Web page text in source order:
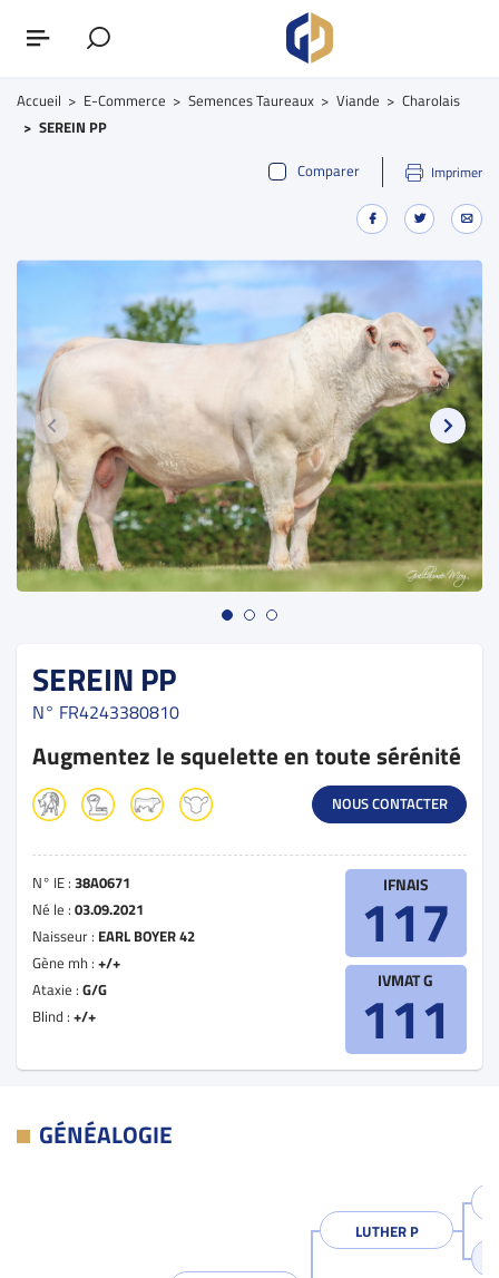
Accueil E-Commerce Semences Taureaux Viande
Charolais
SEREIN PP
Comparer
Imprimer
SEREIN PP
N° FR4243380810
Augmentez le squelette en toute sérénité
NOUS CONTACTER
N° IE : 38A0671
Né le : 03.09.2021
Naisseur : EARL BOYER 42
Gène mh : +/+
Ataxie : G/G
Blind : +/+
IFNAIS
117
IVMAT G
111
GÉNÉALOGIE
LUTHER P